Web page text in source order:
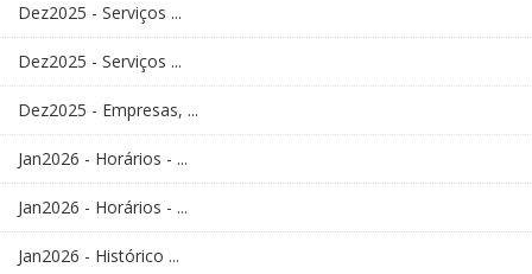
Dez2025 - Serviços ...
Dez2025 - Serviços ...
Dez2025 - Empresas, ...
Jan2026 - Horários - ...
Jan2026 - Horários - ...
Jan2026 - Histórico ...